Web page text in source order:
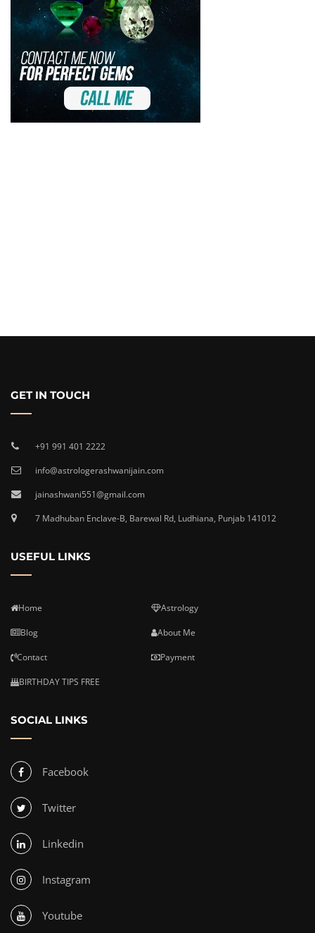
GET IN TOUCH
+91 991 401 2222
info@astrologerashwanijain.com
jainashwani551@gmail.com
7 Madhuban Enclave-B, Barewal Rd, Ludhiana, Punjab 141012
USEFUL LINKS
Home Astrology
Blog About Me
Contact Payment
BIRTHDAY TIPS FREE
SOCIAL LINKS
Facebook
Twitter
Linkedin
Instagram
Youtube